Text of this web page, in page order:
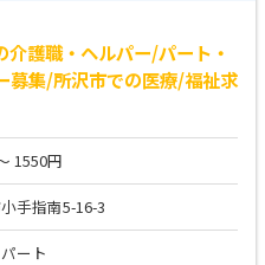
護職・ヘルパー/パート・
集/所沢市での医療/福祉求
1550円
手指南5-16-3
ート